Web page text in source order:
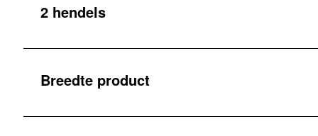
2 hendels
Breedte product